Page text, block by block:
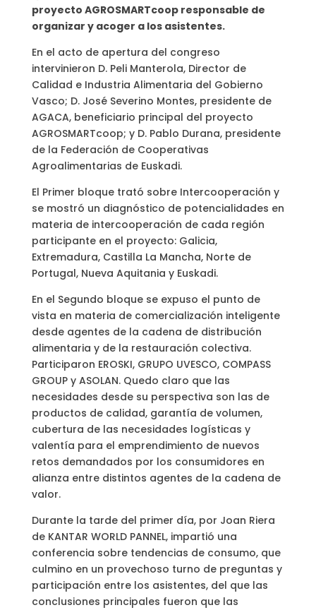
proyecto AGROSMARTcoop responsable de
organizar y acoger a los asistentes.
En el acto de apertura del congreso
intervinieron D. Peli Manterola, Director de
Calidad e Industria Alimentaria del Gobierno
Vasco; D. José Severino Montes, presidente de
AGACA, beneficiario principal del proyecto
AGROSMARTcoop; y D. Pablo Durana, presidente
de la Federación de Cooperativas
Agroalimentarias de Euskadi.
El Primer bloque trató sobre Intercooperación y
se mostró un diagnóstico de potencialidades en
materia de intercooperación de cada región
participante en el proyecto: Galicia,
Extremadura, Castilla La Mancha, Norte de
Portugal, Nueva Aquitania y Euskadi.
En el Segundo bloque se expuso el punto de
vista en materia de comercialización inteligente
desde agentes de la cadena de distribución
alimentaria y de la restauración colectiva.
Participaron EROSKI, GRUPO UVESCO, COMPASS
GROUP y ASOLAN. Quedo claro que las
necesidades desde su perspectiva son las de
productos de calidad, garantía de volumen,
cubertura de las necesidades logísticas y
valentía para el emprendimiento de nuevos
retos demandados por los consumidores en
alianza entre distintos agentes de la cadena de
valor.
Durante la tarde del primer día, por Joan Riera
de KANTAR WORLD PANNEL, impartió una
conferencia sobre tendencias de consumo, que
culmino en un provechoso turno de preguntas y
participación entre los asistentes, del que las
conclusiones principales fueron que las